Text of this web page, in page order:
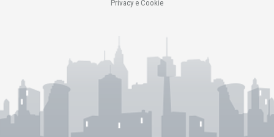
Privacy e Cookie